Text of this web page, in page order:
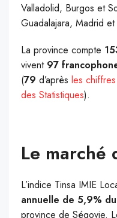
Valladolid, Burgos et
Guadalajara, Madrid et
La province compte
vivent 97
(79 d’après ​ les chiffres
des Statistiques​).
Le marché
L’indice Tinsa IMIE
annuelle de 5,9%
province de Ségovie.